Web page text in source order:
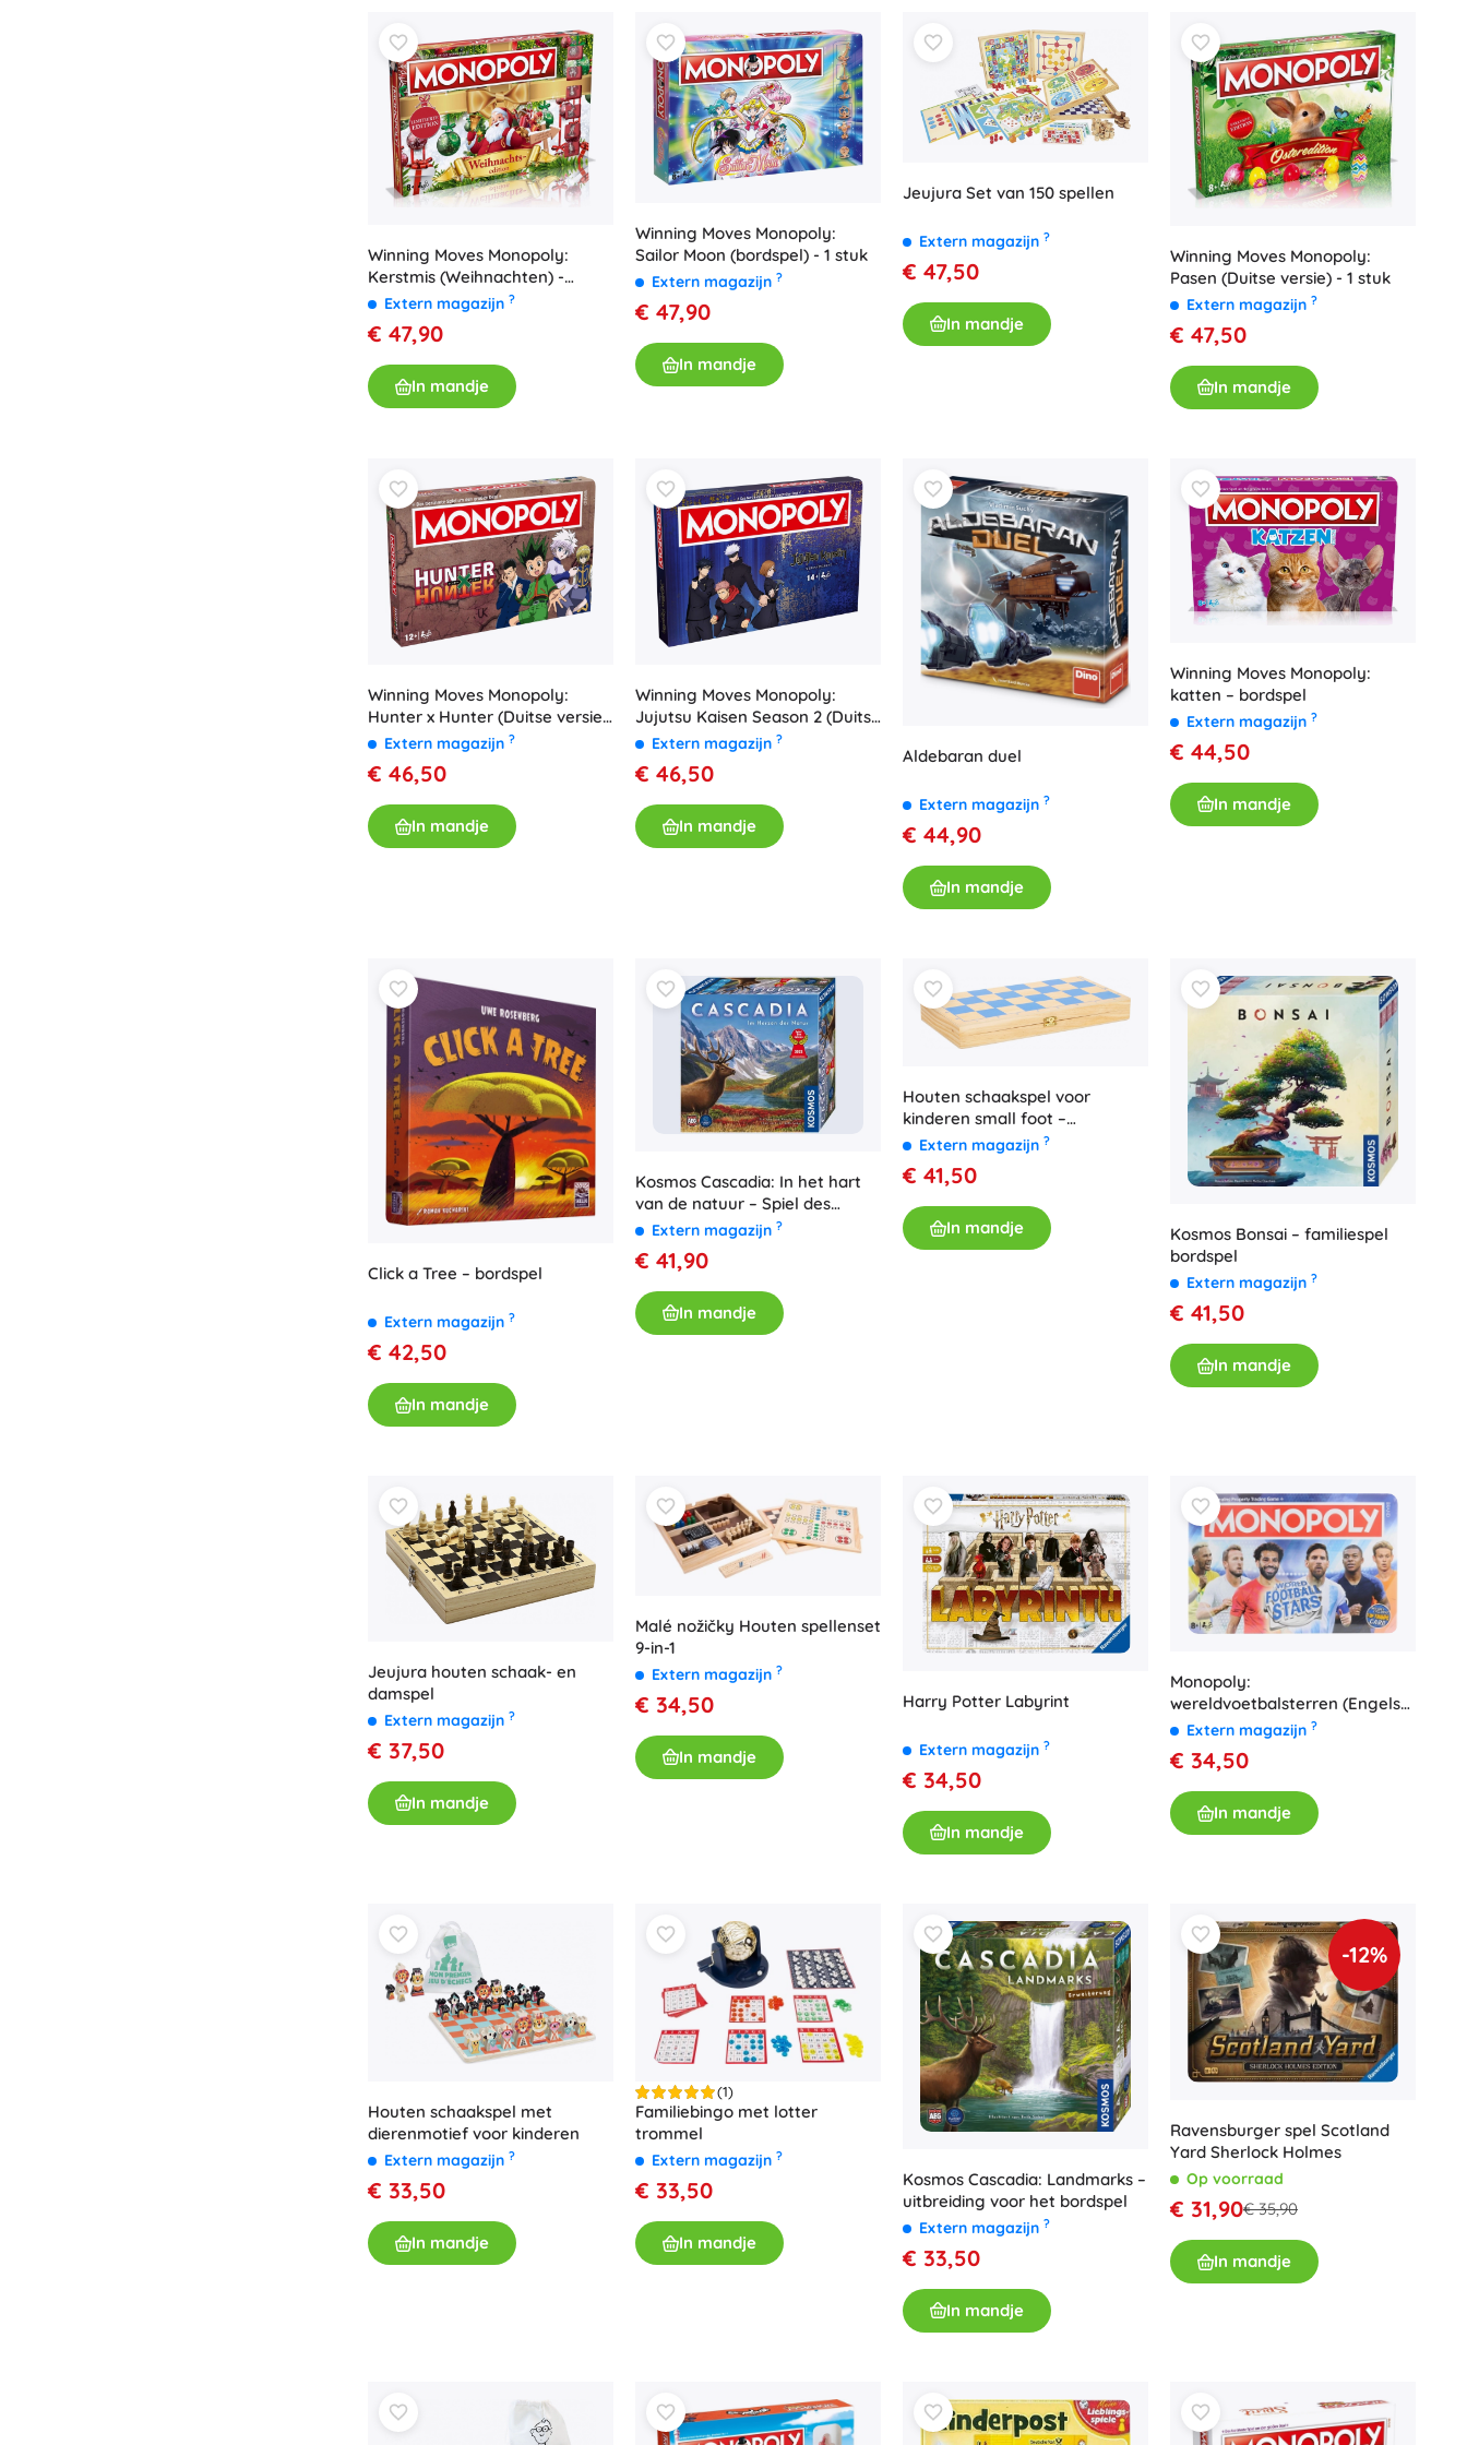
Rammelaars, bijtringen en fopspenen
Puzzels, hamerspeelgoed en blokken
Veiligheid
Voeden en borstvoeding
Koupání
Kinderwagens
Slaap
+Meer tonen
Pistolen
Zwaarden en dolken
Waterpistolen
Bogen
+Meer tonen
Elektronisch speelgoed
Afstandsbedienbare speelgoed
Babykleding
T-shirts
Accessoires
Batterijen
Vervangende onderdelen
Pompjes
Voor meisjes
Sieraden
Handtasjes
Sieradendoosjes
Winkelinrichting
Winning Moves Monopoly:
Kerstmis (Weihnachten) -
bordspel
Extern magazijn ?
€ 47,90
In mandje
Winning Moves Monopoly:
Sailor Moon (bordspel) - 1 stuk
Extern magazijn ?
€ 47,90
In mandje
Jeujura Set van 150 spellen
Extern magazijn ?
€ 47,50
In mandje
Winning Moves Monopoly:
Pasen (Duitse versie) - 1 stuk
Extern magazijn ?
€ 47,50
In mandje
Winning Moves Monopoly:
Hunter x Hunter (Duitse versie)
- 1 stuk
Extern magazijn ?
€ 46,50
In mandje
Winning Moves Monopoly:
Jujutsu Kaisen Season 2 (Duitse
versie) - 1 stuk
Extern magazijn ?
€ 46,50
In mandje
Aldebaran duel
Extern magazijn ?
€ 44,90
In mandje
Winning Moves Monopoly:
katten – bordspel
Extern magazijn ?
€ 44,50
In mandje
Click a Tree – bordspel
Extern magazijn ?
€ 42,50
In mandje
Kosmos Cascadia: In het hart
van de natuur – Spiel des
Jahres 2022
Extern magazijn ?
€ 41,90
In mandje
Houten schaakspel voor
kinderen small foot –
opvouwbare set met kleurrijke
Extern magazijn ?
€ 41,50
In mandje
Kosmos Bonsai – familiespel
bordspel
Extern magazijn ?
€ 41,50
In mandje
Jeujura houten schaak- en
damspel
Extern magazijn ?
€ 37,50
In mandje
Malé nožičky Houten spellenset
9-in-1
Extern magazijn ?
€ 34,50
In mandje
Harry Potter Labyrint
Extern magazijn ?
€ 34,50
In mandje
Monopoly:
wereldvoetbalsterren (Engelse
versie)
Extern magazijn ?
€ 34,50
In mandje
Houten schaakspel met
dierenmotief voor kinderen
Extern magazijn ?
€ 33,50
In mandje
(1)
Familiebingo met lotter
trommel
Extern magazijn ?
€ 33,50
In mandje
Kosmos Cascadia: Landmarks –
uitbreiding voor het bordspel
Extern magazijn ?
€ 33,50
In mandje
-12%
Ravensburger spel Scotland
Yard Sherlock Holmes
Op voorraad
€ 31,90€ 35,90
In mandje